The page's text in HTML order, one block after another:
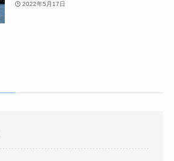
2022年5月17日